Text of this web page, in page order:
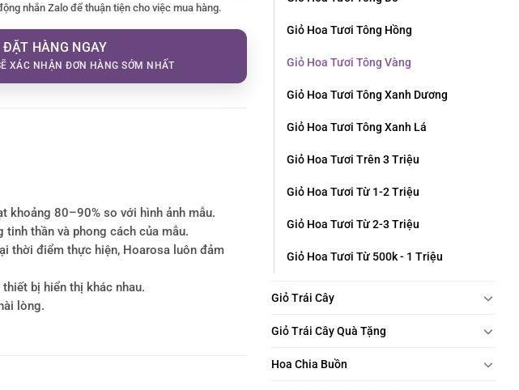
Giỏ Hoa Tươi Tông Hồng
Giỏ Hoa Tươi Tông Vàng
Giỏ Hoa Tươi Tông Xanh Dương
Giỏ Hoa Tươi Tông Xanh Lá
Giỏ Hoa Tươi Trên 3 Triệu
Giỏ Hoa Tươi Từ 1-2 Triệu
Giỏ Hoa Tươi Từ 2-3 Triệu
Giỏ Hoa Tươi Từ 500k - 1 Triệu
Giỏ Trái Cây
Giỏ Trái Cây Quà Tặng
Hoa Chia Buồn
nhắn Zalo để thuận tiện cho việc mua hàng.
ĐẶT HÀNG NGAY
XÁC NHẬN ĐƠN HÀNG SỚM NHẤT
khoảng 80–90% so với hình ảnh mẫu.
thần và phong cách của mẫu.
thời điểm thực hiện, Hoarosa luôn đảm
bị hiển thị khác nhau.
lòng.